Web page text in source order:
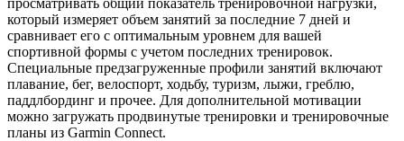
просматривать общий показатель тренировочной нагрузки,
который измеряет объем занятий за последние 7 дней и
сравнивает его с оптимальным уровнем для вашей
спортивной формы с учетом последних тренировок.
Специальные предзагруженные профили занятий включают
плавание, бег, велоспорт, ходьбу, туризм, лыжи, греблю,
паддлбординг и прочее. Для дополнительной мотивации
можно загружать продвинутые тренировки и тренировочные
планы из Garmin Connect.